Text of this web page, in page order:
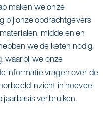
maken we onze
bij onze opdrachtgevers
middelen en
we de keten nodig.
waarbij we onze
informatie vragen over de
inzicht in hoeveel
jaarbasis verbruiken.